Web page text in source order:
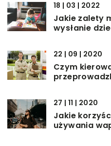
18 | 03 | 2022
Jakie zalety
wysłanie
22 | 09 | 2020
Czym
27 | 11 | 2020
Jakie
używania